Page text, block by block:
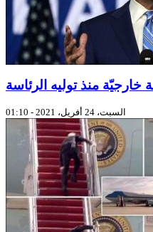
منذ توليه الرئاسة
السبت، 24 أفريل، 2021 - 01:10